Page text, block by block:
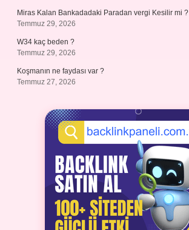
Miras Kalan Bankadadaki Paradan vergi Kesilir mi ?
Temmuz 29, 2026
W34 kaç beden ?
Temmuz 29, 2026
Koşmanın ne faydası var ?
Temmuz 27, 2026